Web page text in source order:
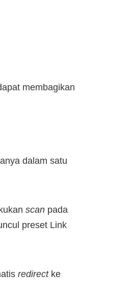
membagikan
dalam satu
scan pada
preset Link
redirectke